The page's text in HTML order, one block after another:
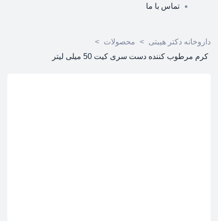
تماس با ما
داروخانه دکتر هیبتی > محصولات >
کرم مرطوب کننده دست سری کیت 50 میلی لیتر